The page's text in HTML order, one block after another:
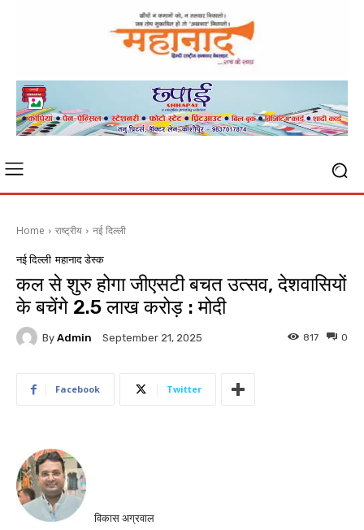
Home राष्ट्रीय नई दिल्ली
नई दिल्ली महानाद डेस्क
कल से शुरु होगा जीएसटी बचत उत्सव, देशवासियों
के बचेंगे 2.5 लाख करोड़ : मोदी
By Admin September 21, 2025 0
817
Facebook Twitter
विकास अग्रवाल